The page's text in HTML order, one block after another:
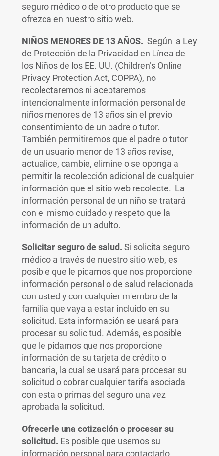
seguro médico o de otro producto que se
ofrezca en nuestro sitio web.
NIÑOS MENORES DE 13 AÑOS. Según la Ley
de Protección de la Privacidad en Línea de
los Niños de los EE. UU. (Children’s Online
Privacy Protection Act, COPPA), no
recolectaremos ni aceptaremos
intencionalmente información personal de
niños menores de 13 años sin el previo
consentimiento de un padre o tutor.
También permitiremos que el padre o tutor
de un usuario menor de 13 años revise,
actualice, cambie, elimine o se oponga a
permitir la recolección adicional de cualquier
información que el sitio web recolecte. La
información personal de un niño se tratará
con el mismo cuidado y respeto que la
información de un adulto.
Solicitar seguro de salud. Si solicita seguro
médico a través de nuestro sitio web, es
posible que le pidamos que nos proporcione
información personal o de salud relacionada
con usted y con cualquier miembro de la
familia que vaya a estar incluido en su
solicitud. Esta información se usará para
procesar su solicitud. Además, es posible
que le pidamos que nos proporcione
información de su tarjeta de crédito o
bancaria, la cual se usará para procesar su
solicitud o cobrar cualquier tarifa asociada
con esta o primas del seguro una vez
aprobada la solicitud.
Ofrecerle una cotización o procesar su
solicitud. Es posible que usemos su
información personal para contactarlo